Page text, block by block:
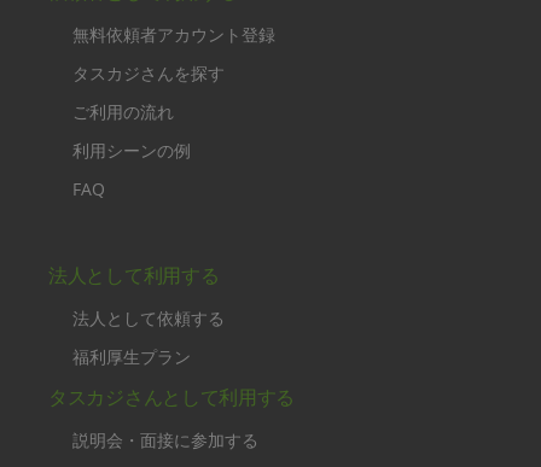
無料依頼者アカウント登録
タスカジさんを探す
ご利用の流れ
利用シーンの例
FAQ
法人として利用する
法人として依頼する
福利厚生プラン
タスカジさんとして利用する
説明会・面接に参加する